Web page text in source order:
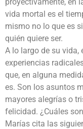
vida mortal es el
mismo no lo que es
quién quiere ser.
A lo largo de su vida,
experiencias
que, en alguna
es. Son los asuntos
mayores alegrías o
felicidad. ¿Cuáles
Marías cita las